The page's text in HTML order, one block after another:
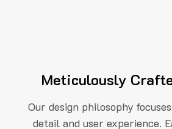
Meticulously
Our design philosophy
detail and user experience.